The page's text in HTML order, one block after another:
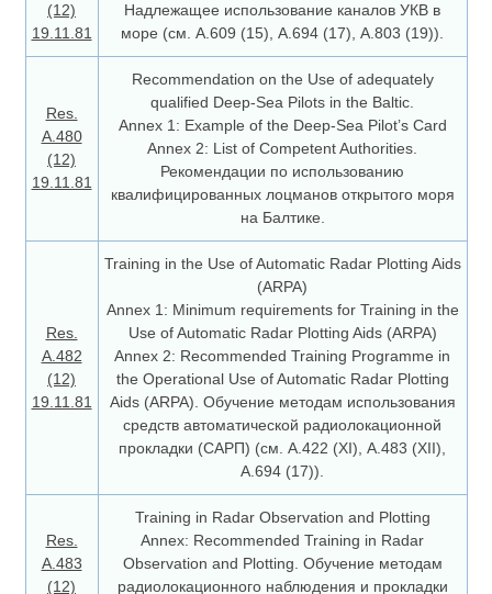
(12)
19.11.81
Надлежащее использование каналов УКВ в
море (см. А.609 (15), А.694 (17), А.803 (19)).
Res.
A.480
(12)
19.11.81
Recommendation on the Use of adequately
qualified Deep-Sea Pilots in the Baltic.
Annex 1: Example of the Deep-Sea Pilot’s Card
Annex 2: List of Competent Authorities.
Рекомендации по использованию
квалифицированных лоцманов открытого моря
на Балтике.
Res.
A.482
(12)
19.11.81
Training in the Use of Automatic Radar Plotting Aids
(ARPA)
Annex 1: Minimum requirements for Training in the
Use of Automatic Radar Plotting Aids (ARPA)
Annex 2: Recommended Training Programme in
the Operational Use of Automatic Radar Plotting
Aids (ARPA). Обучение методам использования
средств автоматической радиолокационной
прокладки (САРП) (см. А.422 (ХI), А.483 (ХII),
А.694 (17)).
Res.
A.483
(12)
Training in Radar Observation and Plotting
Annex: Recommended Training in Radar
Observation and Plotting. Обучение методам
радиолокационного наблюдения и прокладки